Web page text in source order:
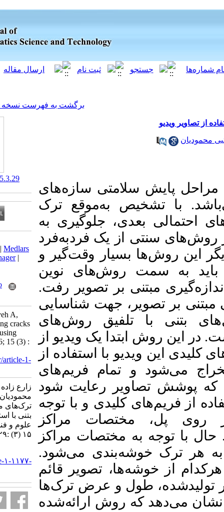
برگشت به فهرست نسخه ها
سازه‌های
به‌موقع ترک
جلوگیری به
یک فردبه‌فرد
وقت‌گیر و
روش‌های نوین
بر تصویر رفت.
جهت شناسایی
تلفیق روش‌های
یک ویدیو از
با استفاده از
فریم‌های
رعایت شود
کلیدی و با توجه
مراکز
مختصات مراکز
می‌شود.
تصویر قائم
و عرض ترک‌ها
روش ارائه‌شده
Download citation:
BibTeX| RIS EndNote |Medlars
|ProCite Reference Manager
Send citation to:
Mendeley
zare zadeh F, hosseininaveh A,
mahmoodian M. Measuring cracks
on concrete bridge walls using
video images. JGST 2026; 15 (3) :
URL:http://jgst.issgeac.ir/article-1-
زارع زاده فرزاد، حسینی نوه علی،
محمودیان مجتبی. اندازه‌گیری
ترک‌های موجود بر دیواره پل‌های
بتنی با استفاده از تصاویر ویدیو.
علوم و فنون نقشه برداری. ۱۴۰۴;
۱۵ (۳) :۲۹-۵۵
http://jgst.issgeac.ir/article-۱-۱۱۷۷-